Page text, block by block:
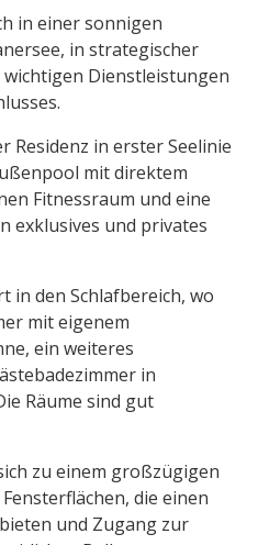
in einer sonnigen
in strategischer
Dienstleistungen
Residenz in erster Seelinie
mit direktem
Fitnessraum und eine
exklusives und privates
in den Schlafbereich, wo
mit eigenem
ein weiteres
in
Räume sind gut
zu einem großzügigen
die einen
und Zugang zur